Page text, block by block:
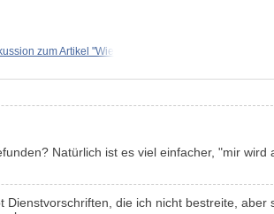
zum Artikel "Wie
Natürlich ist es viel einfacher, "mir
die ich nicht bestreite,